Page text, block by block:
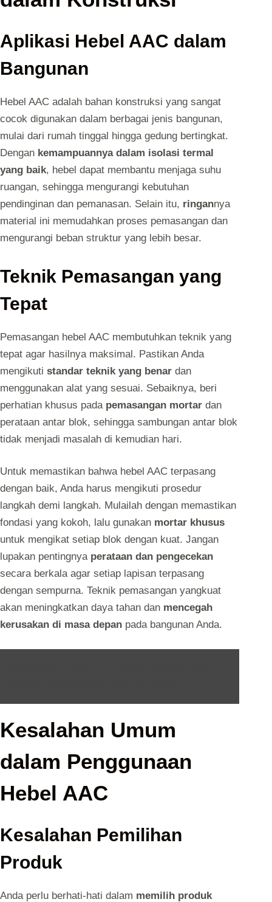
Aplikasi Hebel AAC dalam
Bangunan
Hebel AAC adalah bahan konstruksi yang sangat
cocok digunakan dalam berbagai jenis bangunan,
mulai dari rumah tinggal hingga gedung bertingkat.
Dengan kemampuannya dalam isolasi termal
yang baik, hebel dapat membantu menjaga suhu
ruangan, sehingga mengurangi kebutuhan
pendinginan dan pemanasan. Selain itu, ringannya
material ini memudahkan proses pemasangan dan
mengurangi beban struktur yang lebih besar.
Teknik Pemasangan yang
Tepat
Pemasangan hebel AAC membutuhkan teknik yang
tepat agar hasilnya maksimal. Pastikan Anda
mengikuti standar teknik yang benar dan
menggunakan alat yang sesuai. Sebaiknya, beri
perhatian khusus pada pemasangan mortar dan
perataan antar blok, sehingga sambungan antar blok
tidak menjadi masalah di kemudian hari.
Untuk memastikan bahwa hebel AAC terpasang
dengan baik, Anda harus mengikuti prosedur
langkah demi langkah. Mulailah dengan memastikan
fondasi yang kokoh, lalu gunakan mortar khusus
untuk mengikat setiap blok dengan kuat. Jangan
lupakan pentingnya perataan dan pengecekan
secara berkala agar setiap lapisan terpasang
dengan sempurna. Teknik pemasangan yangkuat
akan meningkatkan daya tahan dan mencegah
kerusakan di masa depan pada bangunan Anda.
Kesalahan Umum
dalam Penggunaan
Hebel AAC
Kesalahan Pemilihan
Produk
Anda perlu berhati-hati dalam memilih produk